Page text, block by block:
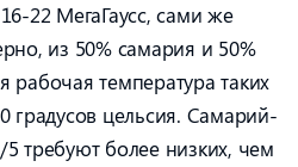
22 МегаГаусс, сами же
из 50% самария и 50%
рабочая температура таких
градусов цельсия. Самарий-
требуют более низких, чем